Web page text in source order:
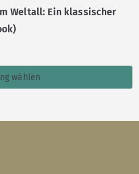
Weltall: Ein klassischer
wählen